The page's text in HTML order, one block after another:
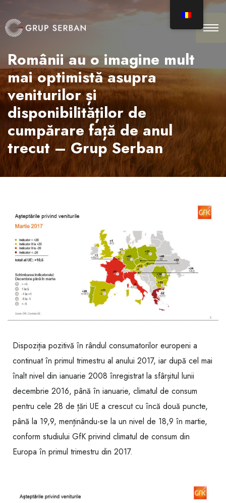
Românii au o imagine mult
mai optimistă asupra
veniturilor și
disponibilităților de
cumpărare față de anul
trecut – Grup Serban
Dispoziția pozitivă în rândul consumatorilor europeni a
continuat în primul trimestru al anului 2017, iar după cel mai
înalt nivel din ianuarie 2008 înregistrat la sfârșitul lunii
decembrie 2016, până în ianuarie, climatul de consum
pentru cele 28 de țări UE a crescut cu încă două puncte,
până la 19,9, menținându-se la un nivel de 18,9 în martie,
conform studiului GfK privind climatul de consum din
Europa în primul trimestru din 2017.